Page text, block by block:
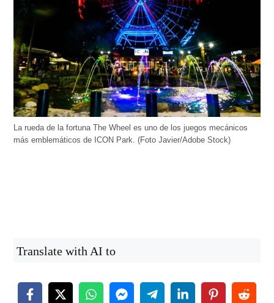
La rueda de la fortuna The Wheel es uno de los juegos mecánicos
más emblemáticos de ICON Park. (Foto Javier/Adobe Stock)
Translate with AI to